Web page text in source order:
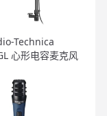
Technica
心形电容麦克风